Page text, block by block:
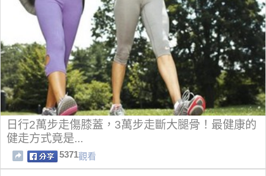
日行2萬步走傷膝蓋，3萬步走斷大腿骨！最健康的
健走方式竟是...
5371觀看